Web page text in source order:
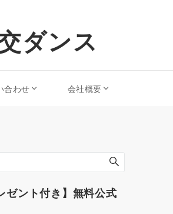
ダンス
合わせ 会社概要
ゼント付き】無料公式